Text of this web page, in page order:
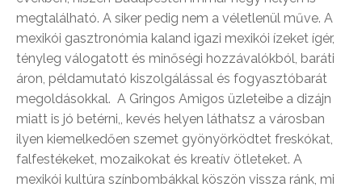
megtalálható. A siker pedig nem a véletlenül műve. A
mexikói gasztronómia kaland igazi mexikói ízeket ígér,
tényleg válogatott és minőségi hozzávalókból, baráti
áron, példamutató kiszolgálással és fogyasztóbarát
megoldásokkal. A Gringos Amigos üzleteibe a dizájn
miatt is jó betérni,, kevés helyen láthatsz a városban
ilyen kiemelkedően szemet gyönyörködtet freskókat,
falfestékeket, mozaikokat és kreatív ötleteket. A
mexikói kultúra színbombákkal köszön vissza ránk, mi